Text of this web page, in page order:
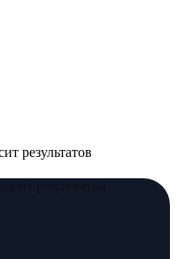
результатов